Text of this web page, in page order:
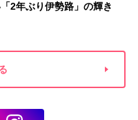
2年ぶり伊勢路」の輝き